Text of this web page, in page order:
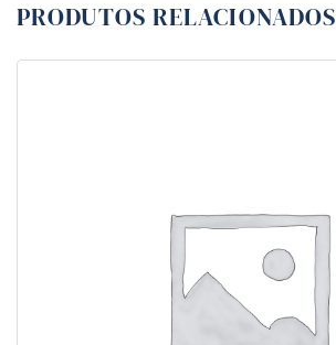
PRODUTOS RELACIONADOS